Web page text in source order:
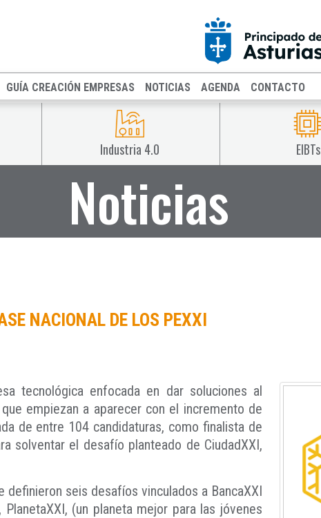
GUÍA CREACIÓN EMPRESAS NOTICIAS AGENDA CONTACTO
Industria 4.0 EIBTs
Noticias
NACIONAL DE LOS PEXXI
tecnológica enfocada en dar soluciones al
empiezan a aparecer con el incremento de
de entre 104 candidaturas, como finalista de
solventar el desafío planteado de CiudadXXI,
definieron seis desafíos vinculados a BancaXXI
(un planeta mejor para las jóvenes